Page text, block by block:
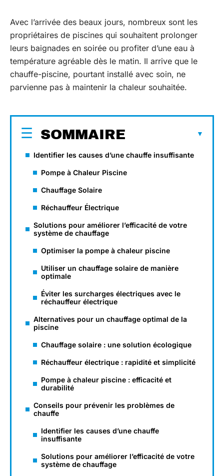
Avec l’arrivée des beaux jours, nombreux sont les
propriétaires de piscines qui souhaitent prolonger
leurs baignades en soirée ou profiter d’une eau à
température agréable dès le matin. Il arrive que le
chauffe-piscine, pourtant installé avec soin, ne
parvienne pas à maintenir la chaleur souhaitée.
SOMMAIRE
Identifier les causes d’une chauffe insuffisante
Pompe à Chaleur Piscine
Chauffage Solaire
Réchauffeur Électrique
Solutions pour améliorer l’efficacité de votre
système de chauffage
Optimiser la pompe à chaleur piscine
Utiliser un chauffage solaire de manière
optimale
Éviter les surcharges électriques avec le
réchauffeur électrique
Alternatives pour un chauffage optimal de la
piscine
Chauffage solaire : une solution écologique
Réchauffeur électrique : rapidité et simplicité
Pompe à chaleur piscine : efficacité et
durabilité
Conseils pour prévenir les problèmes de
chauffe
Identifier les causes d’une chauffe
insuffisante
Solutions pour améliorer l’efficacité de votre
système de chauffage